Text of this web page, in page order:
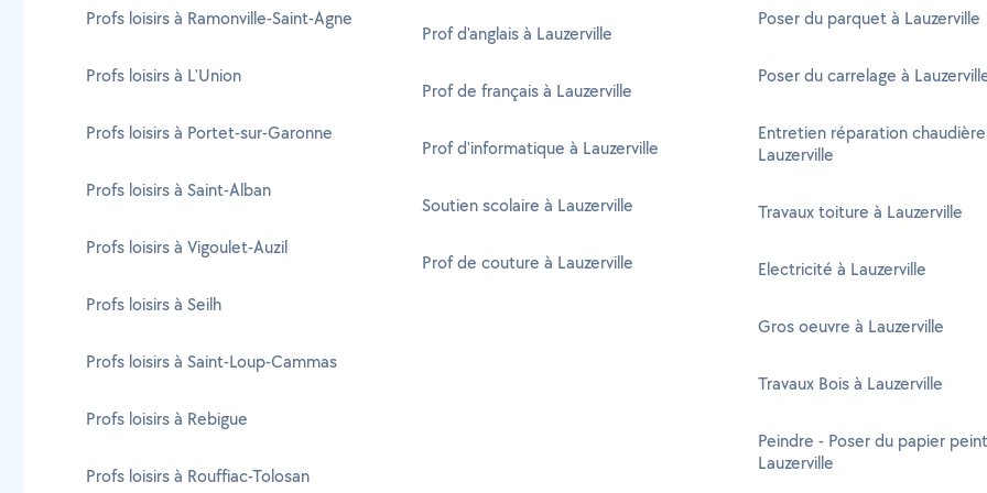
Profs loisirs à Ramonville-Saint-Agne
Profs loisirs à L'Union
Profs loisirs à Portet-sur-Garonne
Profs loisirs à Saint-Alban
Profs loisirs à Vigoulet-Auzil
Profs loisirs à Seilh
Profs loisirs à Saint-Loup-Cammas
Profs loisirs à Rebigue
Profs loisirs à Rouffiac-Tolosan
Prof d'anglais à Lauzerville
Prof de français à Lauzerville
Prof d'informatique à Lauzerville
Soutien scolaire à Lauzerville
Prof de couture à Lauzerville
Poser du parquet à Lauzerville
Poser du carrelage à
Entretien réparation
Lauzerville
Travaux toiture à Lauzerville
Electricité à Lauzerville
Gros oeuvre à Lauzerville
Travaux Bois à Lauzerville
Peindre - Poser du papier
Lauzerville